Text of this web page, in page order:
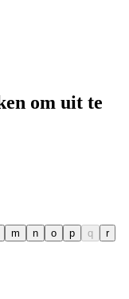
om uit te
m n o p q
r